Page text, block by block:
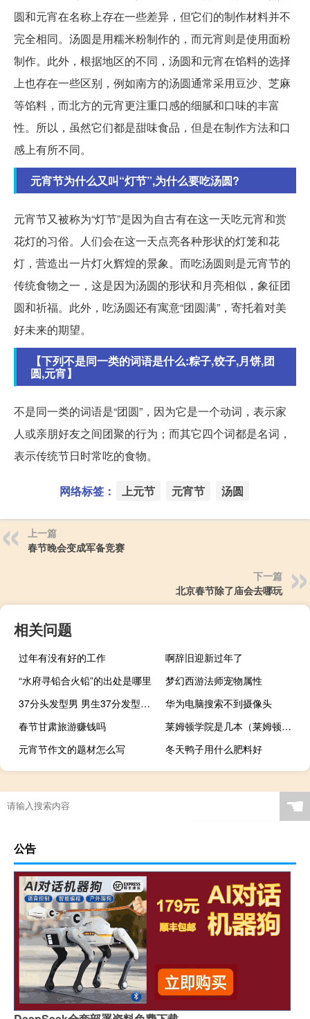
圆和元宵在名称上存在一些差异，但它们的制作材料并不
完全相同。汤圆是用糯米粉制作的，而元宵则是使用面粉
制作。此外，根据地区的不同，汤圆和元宵在馅料的选择
上也存在一些区别，例如南方的汤圆通常采用豆沙、芝麻
等馅料，而北方的元宵更注重口感的细腻和口味的丰富
性。所以，虽然它们都是甜味食品，但是在制作方法和口
感上有所不同。
元宵节为什么又叫“灯节”,为什么要吃汤圆?
元宵节又被称为“灯节”是因为自古有在这一天吃元宵和赏
花灯的习俗。人们会在这一天点亮各种形状的灯笼和花
灯，营造出一片灯火辉煌的景象。而吃汤圆则是元宵节的
传统食物之一，这是因为汤圆的形状和月亮相似，象征团
圆和祈福。此外，吃汤圆还有寓意“团圆满”，寄托着对美
好未来的期望。
【下列不是同一类的词语是什么:粽子,饺子,月饼,团
圆,元宵】
不是同一类的词语是“团圆”，因为它是一个动词，表示家
人或亲朋好友之间团聚的行为；而其它四个词都是名词，
表示传统节日时常吃的食物。
网络标签： 上元节 元宵节 汤圆
上一篇
春节晚会变成军备竞赛
下一篇
北京春节除了庙会去哪玩
相关问题
过年有没有好的工作
啊辞旧迎新过年了
“水府寻铅合火铅”的出处是哪里
梦幻西游法师宠物属性
37分头发型男 男生37分发型有哪几种
华为电脑搜索不到摄像头
春节甘肃旅游赚钱吗
莱姆顿学院是几本（莱姆顿学院）
元宵节作文的题材怎么写
冬天鸭子用什么肥料好
☚
公告